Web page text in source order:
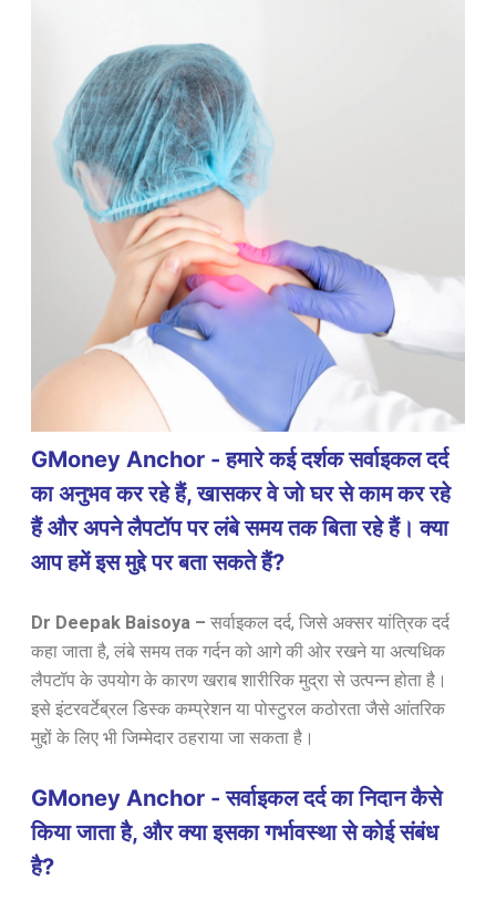
GMoney Anchor - हमारे कई दर्शक सर्वाइकल दर्द
का अनुभव कर रहे हैं, खासकर वे जो घर से काम कर रहे
हैं और अपने लैपटॉप पर लंबे समय तक बिता रहे हैं। क्या
आप हमें इस मुद्दे पर बता सकते हैं?
Dr Deepak Baisoya – सर्वाइकल दर्द, जिसे अक्सर यांत्रिक दर्द
कहा जाता है, लंबे समय तक गर्दन को आगे की ओर रखने या अत्यधिक
लैपटॉप के उपयोग के कारण खराब शारीरिक मुद्रा से उत्पन्न होता है।
इसे इंटरवर्टेब्रल डिस्क कम्प्रेशन या पोस्टुरल कठोरता जैसे आंतरिक
मुद्दों के लिए भी जिम्मेदार ठहराया जा सकता है।
GMoney Anchor - सर्वाइकल दर्द का निदान कैसे
किया जाता है, और क्या इसका गर्भावस्था से कोई संबंध
है?